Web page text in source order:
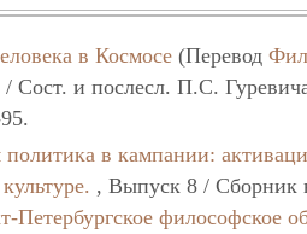
в Космосе (Перевод
/ Сост. и послесл. П.С.
политика в кампании:
, Выпуск 8 / Сборник
Петербургское философское